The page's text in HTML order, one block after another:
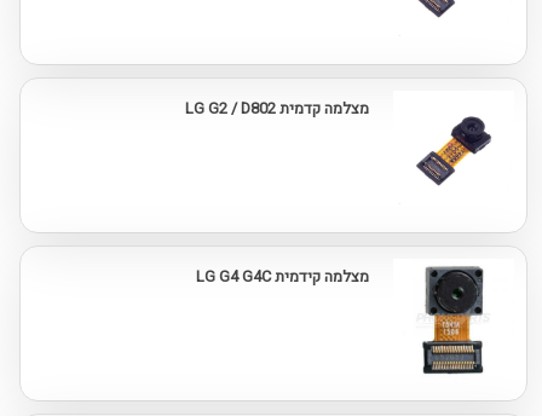
מצלמה קדמית LG G2 / D802
מצלמה קידמית LG G4 G4C